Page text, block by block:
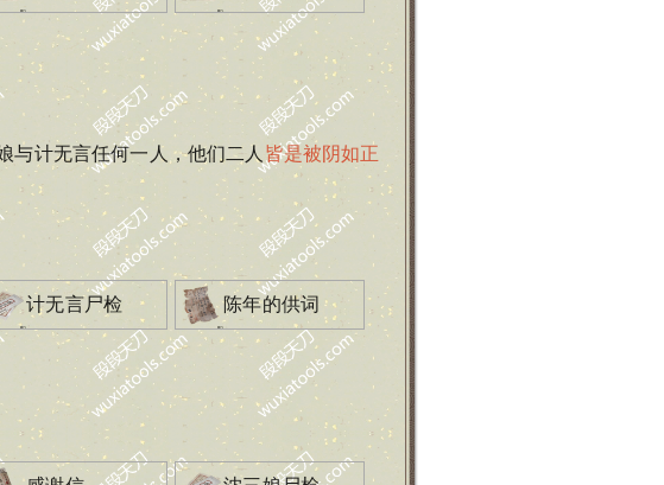
与计无言任何一人，他们二人 皆是被阴如正
计无言尸检
陈年的供词